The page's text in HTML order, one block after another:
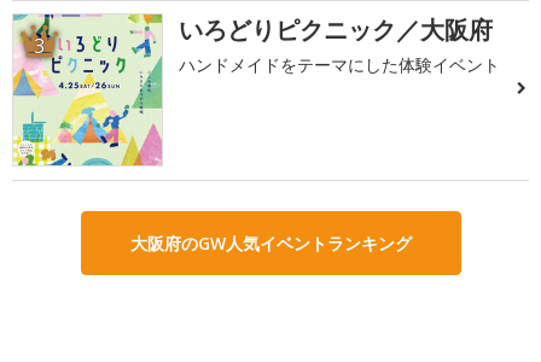
3 いろどりピクニック／大阪府
ハンドメイドをテーマにした体験イベント
大阪府のGW人気イベントランキング